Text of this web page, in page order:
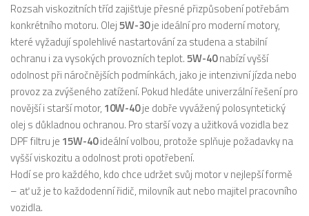
Rozsah viskozitních tříd zajišťuje přesné přizpůsobení potřebám
konkrétního motoru. Olej5W-30je ideální pro moderní motory,
které vyžadují spolehlivé nastartování za studena a stabilní
ochranu i za vysokých provozních teplot.5W-40nabízí vyšší
odolnost při náročnějších podmínkách, jako je intenzivní jízda nebo
provoz za zvýšeného zatížení. Pokud hledáte univerzální řešení pro
novější i starší motor, 10W-40je dobře vyvážený polosyntetický
olej s důkladnou ochranou. Pro starší vozy a užitková vozidla bez
DPF filtru je 15W-40ideální volbou, protože splňuje požadavky na
vyšší viskozitu a odolnost proti opotřebení.
Hodí se pro každého, kdo chce udržet svůj motor v nejlepší formě
– ať už je to každodenní řidič, milovník aut nebo majitel pracovního
vozidla.